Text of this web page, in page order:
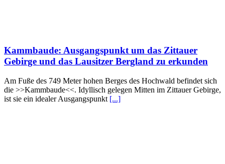
Kammbaude: Ausgangspunkt um das Zittauer
Gebirge und das Lausitzer Bergland zu erkunden
Am Fuße des 749 Meter hohen Berges des Hochwald befindet sich
die >>Kammbaude<<. Idyllisch gelegen Mitten im Zittauer Gebirge,
ist sie ein idealer Ausgangspunkt [...]